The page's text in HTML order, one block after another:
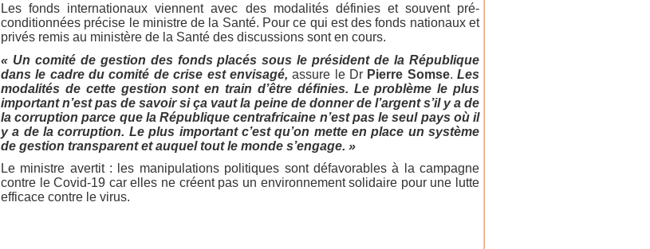
Les fonds internationaux viennent avec des modalités définies et souvent pré-
conditionnées précise le ministre de la Santé. Pour ce qui est des fonds nationaux et
privés remis au ministère de la Santé des discussions sont en cours.
« Un comité de gestion des fonds placés sous le président de la République
dans le cadre du comité de crise est envisagé, assure le Dr Pierre Somse.Les
modalités de cette gestion sont en train d’être définies. Le problème le plus
important n’est pas de savoir si ça vaut la peine de donner de l’argent s’il y a de
la corruption parce que la République centrafricaine n’est pas le seul pays où il
y a de la corruption. Le plus important c’est qu’on mette en place un système
de gestion transparent et auquel tout le monde s’engage. »
Le ministre avertit : les manipulations politiques sont défavorables à la campagne
contre le Covid-19 car elles ne créent pas un environnement solidaire pour une lutte
efficace contre le virus.